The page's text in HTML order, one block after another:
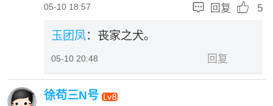
05-10 18:57  回复  5
玉团凤：丧家之犬。
05-10 20:48 回复
徐苟三N号